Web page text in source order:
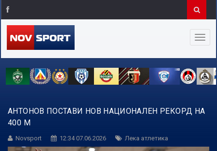
АНТОНОВ ПОСТАВИ НОВ НАЦИОНАЛЕН РЕКОРД НА
400 М
Novsport 12:34 07.06.2026 Лека атлетика